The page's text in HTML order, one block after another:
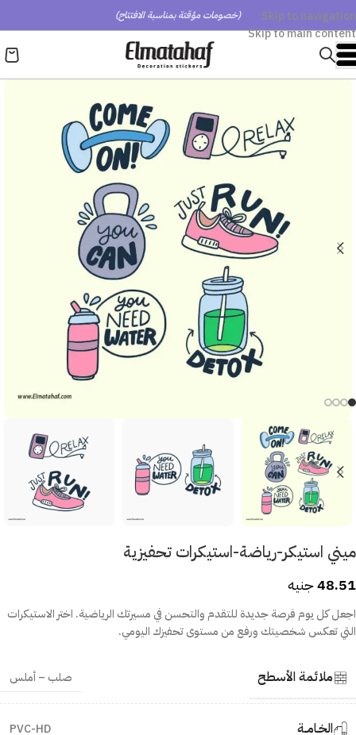
Skip to navigation
Skip to main content
(خصومات مؤقتة بمناسبة الافتتاح)
ميني استيكر-رياضة-استيكرات تحفيزية
48.51جنيه
اجعل كل يوم فرصة جديدة للتقدم والتحسن في مسيرتك الرياضية. اختر الاستيكرات
التي تعكس شخصيتك ورفع من مستوى تحفيزك اليومي.
ملائمة الأسطح صلب – أملس
الخـامــة PVC-HD